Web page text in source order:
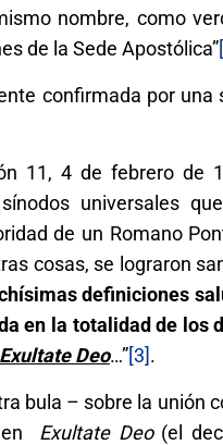
nombre, como
de la Sede Apostólica”
confirmada por una
11, 4 de febrero de
universales
de un Romano
cosas, se lograron
definiciones
en la totalidad de los
Exultate Deo…”[3].
bula – sobre la unión
en Exultate Deo(el